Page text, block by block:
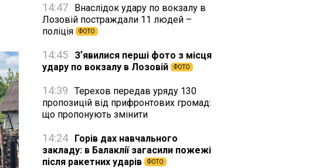
14:47
Внаслідок удару по вокзалу в
Лозовій постраждали 11 людей –
поліція
ФОТО
14:45
Зʼявилися перші фото з місця
удару по вокзалу в Лозовій
ФОТО
14:39
Терехов передав уряду 130
пропозицій від прифронтових громад:
що пропонують змінити
14:24
Горів дах навчального
закладу: в Балаклії загасили пожежі
після ракетних ударів
ФОТО